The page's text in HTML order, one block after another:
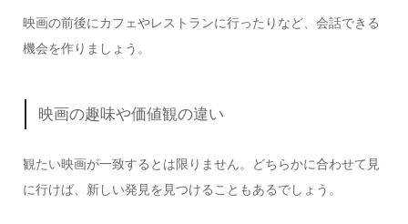
映画の前後にカフェやレストランに行ったりなど、会話できる
機会を作りましょう。
映画の趣味や価値観の違い
観たい映画が一致するとは限りません。どちらかに合わせて見
に行けば、新しい発見を見つけることもあるでしょう。